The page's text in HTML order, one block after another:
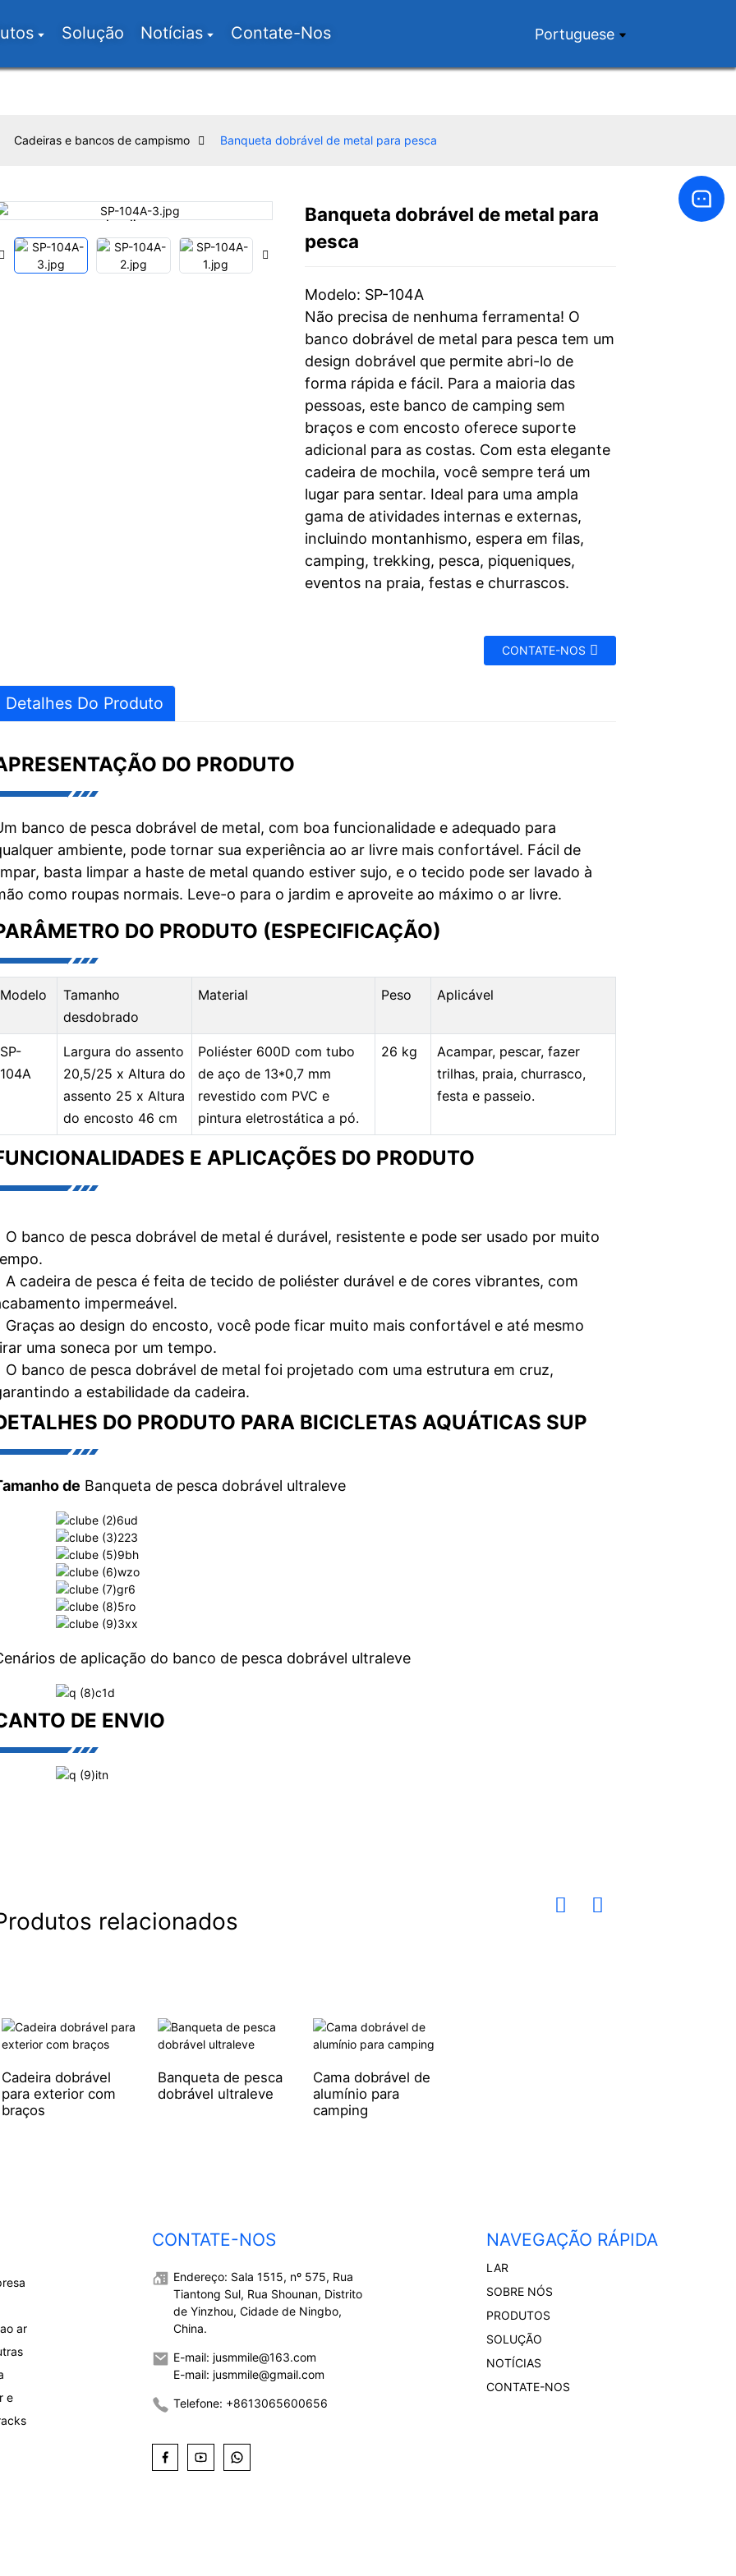
Solução Notícias Contate-Nos Portuguese
Cadeiras e bancos de campismo Banqueta dobrável de metal para pesca
Loading...
Loading... Loading...
Loading... Loading...
Loading...
Banqueta dobrável de metal para
pesca
Modelo: SP-104A
Não precisa de nenhuma ferramenta! O
banco dobrável de metal para pesca tem um
design dobrável que permite abri-lo de
forma rápida e fácil. Para a maioria das
pessoas, este banco de camping sem
braços e com encosto oferece suporte
adicional para as costas. Com esta elegante
cadeira de mochila, você sempre terá um
lugar para sentar. Ideal para uma ampla
gama de atividades internas e externas,
incluindo montanhismo, espera em filas,
camping, trekking, pesca, piqueniques,
eventos na praia, festas e churrascos.
CONTATE-NOS
Detalhes Do Produto
DO PRODUTO
banco de pesca dobrável de metal, com boa funcionalidade e adequado para
ambiente, pode tornar sua experiência ao ar livre mais confortável. Fácil de
basta limpar a haste de metal quando estiver sujo, e o tecido pode ser lavado à
como roupas normais. Leve-o para o jardim e aproveite ao máximo o ar livre.
DO PRODUTO (ESPECIFICAÇÃO)
Modelo
Tamanho
desdobrado
Material Peso Aplicável
SP-
104A
Largura do assento
20,5/25 x Altura do
assento 25 x Altura
do encosto 46 cm
Poliéster 600D com tubo
de aço de 13*0,7 mm
revestido com PVC e
pintura eletrostática a pó.
26 kg
Acampar, pescar, fazer
trilhas, praia, churrasco,
festa e passeio.
E APLICAÇÕES DO PRODUTO
O banco de pesca dobrável de metal é durável, resistente e pode ser usado por muito
A cadeira de pesca é feita de tecido de poliéster durável e de cores vibrantes, com
impermeável.
Graças ao design do encosto, você pode ficar muito mais confortável e até mesmo
uma soneca por um tempo.
O banco de pesca dobrável de metal foi projetado com uma estrutura em cruz,
a estabilidade da cadeira.
DO PRODUTO PARA BICICLETAS AQUÁTICAS SUP
de Banqueta de pesca dobrável ultraleve
de aplicação do banco de pesca dobrável ultraleve
DE ENVIO
relacionados
Cadeira dobrável
para exterior com
braços
Banqueta de pesca
dobrável ultraleve
Cama dobrável de
alumínio para
camping
ar
e
CONTATE-NOS
Endereço: Sala 1515, nº 575, Rua
Tiantong Sul, Rua Shounan, Distrito
de Yinzhou, Cidade de Ningbo,
China.
E-mail: jusmmile@163.com
E-mail: jusmmile@gmail.com
Telefone: +8613065600656
NAVEGAÇÃO RÁPIDA
LAR
SOBRE NÓS
PRODUTOS
SOLUÇÃO
NOTÍCIAS
CONTATE-NOS